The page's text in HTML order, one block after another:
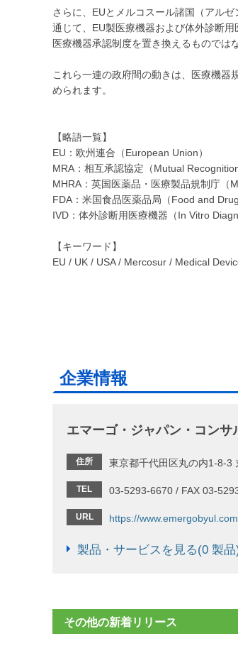
さらに、EUとメルコスール諸国（アル
通じて、EU製医療機器および体外診断
医療機器承認制度を置き換えるものでは
これら一連の政府間の動きは、医療機器
められます。
【略語一覧】
EU：欧州連合（European Union）
MRA：相互承認協定（Mutual
MHRA：英国医薬品・医療製品規制庁（
FDA：米国食品医薬品局（Food and
IVD：体外診断用医療機器（In Vitro
【キーワード】
EU / UK / USA / Mercosur / Medical
企業情報
エマーゴ・ジャパン・コンサ
住所 東京都千代田区丸の内1-8-3
TEL 03-5293-6670 / FAX 03-
URL https://
製品・サービスを見る(0 製品
その他の新着リリース